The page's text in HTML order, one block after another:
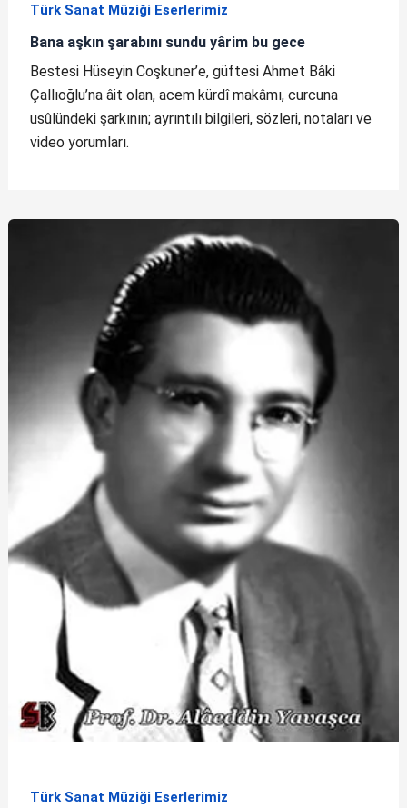
Türk Sanat Müziği Eserlerimiz
Bana aşkın şarabını sundu yârim bu gece
Bestesi Hüseyin Coşkuner’e, güftesi Ahmet Bâki
Çallıoğlu’na âit olan, acem kürdî makâmı, curcuna
usûlündeki şarkının; ayrıntılı bilgileri, sözleri, notaları ve
video yorumları.
Türk Sanat Müziği Eserlerimiz